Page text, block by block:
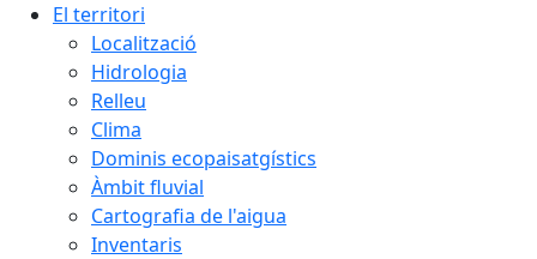
El territori
Localització
Hidrologia
Relleu
Clima
Dominis ecopaisatgístics
Àmbit fluvial
Cartografia de l'aigua
Inventaris